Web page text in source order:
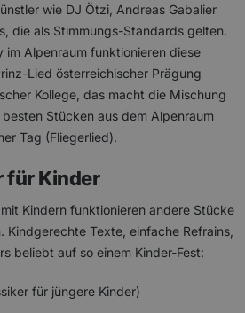
wie DJ Ötzi, Andreas Gabalier
die als Stimmungs-Standards gelten.
im Alpenraum funktionieren diese
Lied österreichischer Prägung
Kollege, das macht die Mischung
Stücken aus dem Alpenraum
Tag (Fliegerlied).
für Kinder
Kindern funktionieren andere Stücke
Kindgerechte Texte, einfache Refrains,
beliebt auf so einem Kinder-Fest:
für jüngere Kinder)